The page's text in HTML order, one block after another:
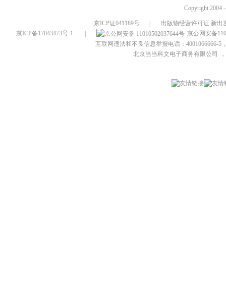
Copyright 2004
京ICP证041189号
出版物经营许可证 新出
京ICP备17043473号-1
京公网安备
互联网违法和不良信息举报电话：4001066666-5
北京当当科文电子商务有限公司